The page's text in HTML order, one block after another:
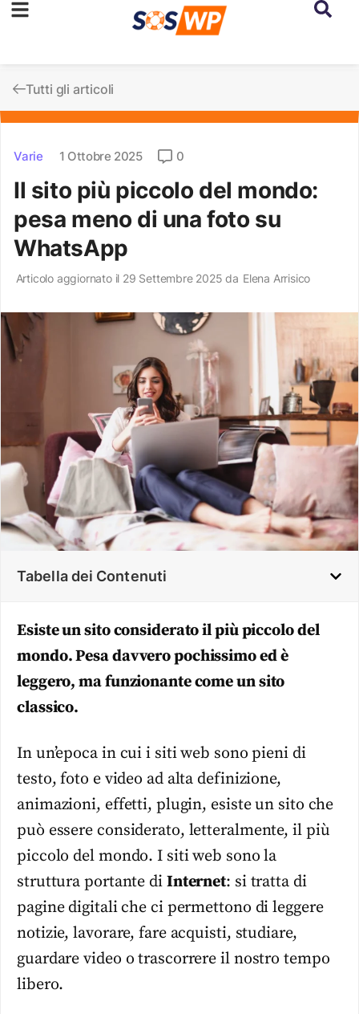
Tutti gli articoli
Varie 1 Ottobre 2025 0
Il sito più piccolo del mondo:
pesa meno di una foto su
WhatsApp
Articolo aggiornato il 29 Settembre 2025 da Elena Arrisico
Tabella dei Contenuti
Esiste un sito considerato il più piccolo del
mondo. Pesa davvero pochissimo ed è
leggero, ma funzionante come un sito
classico.
In un’epoca in cui i siti web sono pieni di
testo, foto e video ad alta definizione,
animazioni, effetti, plugin, esiste un sito che
può essere considerato, letteralmente, il più
piccolo del mondo. I siti web sono la
struttura portante di Internet: si tratta di
pagine digitali che ci permettono di leggere
notizie, lavorare, fare acquisti, studiare,
guardare video o trascorrere il nostro tempo
libero.